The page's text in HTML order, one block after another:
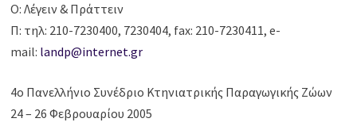
Ο: Λέγειν & Πράττειν
Π: τηλ: 210-7230400, 7230404, fax: 210-7230411, e-
mail: landp@internet.gr
4ο Πανελλήνιο Συνέδριο Κτηνιατρικής Παραγωγικής Ζώων
24 – 26 Φεβρουαρίου 2005